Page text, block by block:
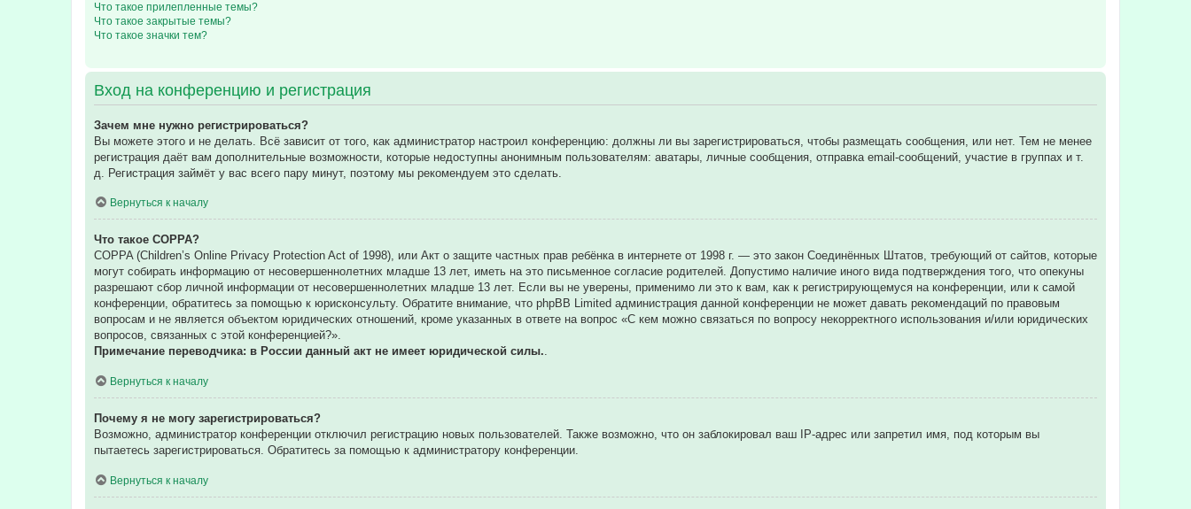
Что такое прилепленные темы?
Что такое закрытые темы?
Что такое значки тем?
Вход на конференцию и регистрация
Зачем мне нужно регистрироваться?
Вы можете этого и не делать. Всё зависит от того, как администратор настроил конференцию: должны ли вы зарегистрироваться, чтобы размещать сообщения, или нет. Тем не менее
регистрация даёт вам дополнительные возможности, которые недоступны анонимным пользователям: аватары, личные сообщения, отправка email-сообщений, участие в группах и т.
д. Регистрация займёт у вас всего пару минут, поэтому мы рекомендуем это сделать.
Вернуться к началу
Что такое COPPA?
COPPA (Children’s Online Privacy Protection Act of 1998), или Акт о защите частных прав ребёнка в интернете от 1998 г. — это закон Соединённых Штатов, требующий от сайтов, которые
могут собирать информацию от несовершеннолетних младше 13 лет, иметь на это письменное согласие родителей. Допустимо наличие иного вида подтверждения того, что опекуны
разрешают сбор личной информации от несовершеннолетних младше 13 лет. Если вы не уверены, применимо ли это к вам, как к регистрирующемуся на конференции, или к самой
конференции, обратитесь за помощью к юрисконсульту. Обратите внимание, что phpBB Limited администрация данной конференции не может давать рекомендаций по правовым
вопросам и не является объектом юридических отношений, кроме указанных в ответе на вопрос «С кем можно связаться по вопросу некорректного использования и/или юридических
вопросов, связанных с этой конференцией?».
Примечание переводчика: в России данный акт не имеет юридической силы..
Вернуться к началу
Почему я не могу зарегистрироваться?
Возможно, администратор конференции отключил регистрацию новых пользователей. Также возможно, что он заблокировал ваш IP-адрес или запретил имя, под которым вы
пытаетесь зарегистрироваться. Обратитесь за помощью к администратору конференции.
Вернуться к началу